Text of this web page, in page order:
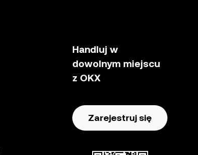
Handluj w
dowolnym miejscu
z OKX
Zarejestruj się